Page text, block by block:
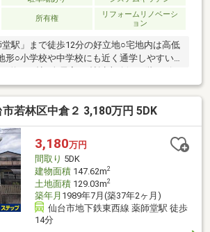
所有権
リフォームリノベーシ
ョン
堂駅」まで徒歩12分の好立地○宅地内は高低
形○小学校や中学校にも近く通学しやすい
約17.4帖○全居室6.0帖以上確保○2階リビン
線が気になりません○浴室暖房換気乾燥
の浴室○温水洗浄機能付トイレ○屋上はルー
カースペース（水栓付）《リフォーム内容
》○全室クロス張替（壁・天井）○全室フロ
キッチン交換○浴室・洗面化粧台交換○ト
換
若林区中倉２ 3,180万円 5DK
3,180万円
間取り 5DK
建物面積147.62m2
土地面積129.03m2
築年月 1989年7月(築37年2ヶ月)
仙台市地下鉄東西線 薬師堂駅 徒歩
14分